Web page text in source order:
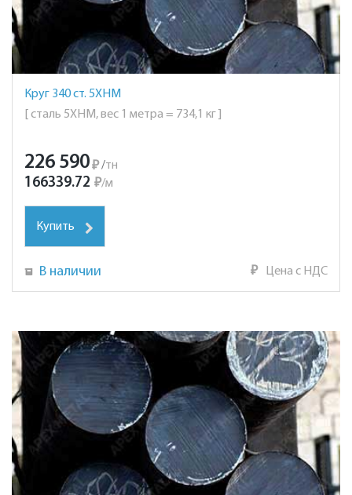
Круг 340 ст. 5ХНМ
[ сталь 5ХНМ, вес 1 метра = 734,1 кг ]
226 590₽ /тн
166339.72 ₽/м
Купить
В наличии ₽ Цена с НДС